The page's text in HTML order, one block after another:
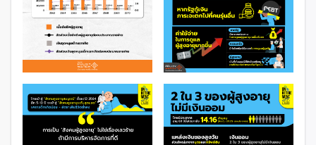
ผลการสำรวจสถานการณ์ล่าสุดปี
2564
1 ใน 3 ของผู้สูงอายุ (อายุ 60 ปีขึ้นไป) ยังคงทำงาน ส่วน
ใหญ่ประกอบอาชีพอิสระ โดไม่มีลูกจ้าง ร้อยละ 64.8 และ
ช่วยธุรกิจครัวเรือน โดไม่ได้รับค่า ร้อยละ 18.8 ส่วนใหญ่
ทำงานในภาคเกษตรกรรม รองลงมาคือ ภาคบริการและ